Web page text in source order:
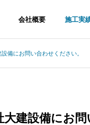
会社概要 施工実
備にお問い合わせください。
大建設備にお問